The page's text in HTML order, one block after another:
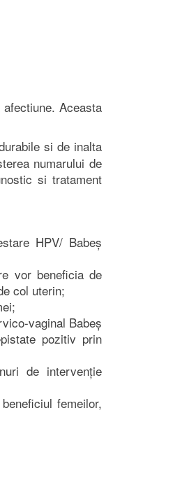
Aceasta
si de inalta
numarului de
si tratament
HPV/ Babeș
vor beneficia de
col uterin;
vaginal Babeș
pozitiv prin
de intervenție
femeilor,